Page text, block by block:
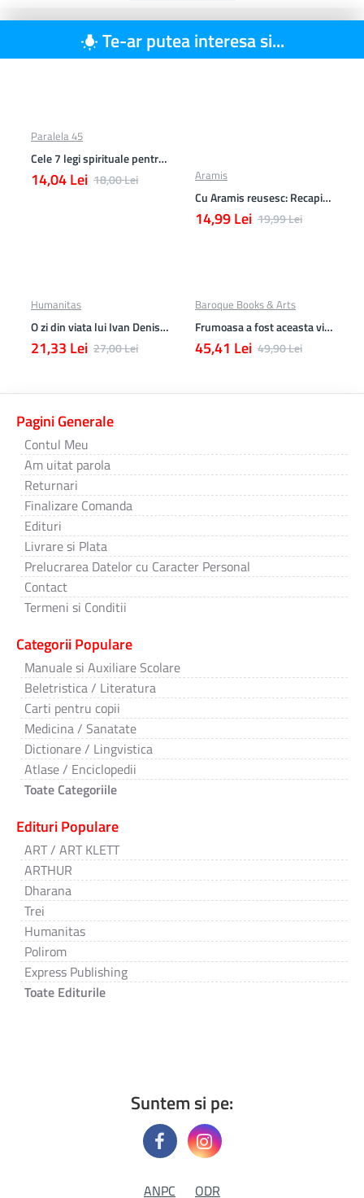
Te-ar putea interesa si...
Paralela 45
Cele 7 legi spirituale pentru parinti
14,04 Lei 18,00 Lei Aramis
Cu Aramis reusesc: Recapitulare si evaluare - Clasa a 3-a (Matematica si Stiinte ale naturii)
14,99 Lei 19,99 Lei
Humanitas
O zi din viata lui Ivan Denisovici
21,33 Lei 27,00 Lei
Baroque Books & Arts
Frumoasa a fost aceasta viata. totusi.
45,41 Lei 49,90 Lei
Pagini Generale
Contul Meu
Am uitat parola
Returnari
Finalizare Comanda
Edituri
Livrare si Plata
Prelucrarea Datelor cu Caracter Personal
Contact
Termeni si Conditii
Categorii Populare
Manuale si Auxiliare Scolare
Beletristica / Literatura
Carti pentru copii
Medicina / Sanatate
Dictionare / Lingvistica
Atlase / Enciclopedii
Toate Categoriile
Edituri Populare
ART / ART KLETT
ARTHUR
Dharana
Trei
Humanitas
Polirom
Express Publishing
Toate Editurile
Suntem si pe:
ANPC ODR